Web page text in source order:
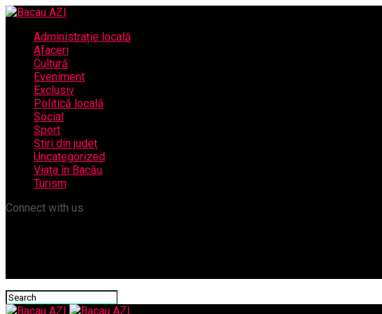
Administrație locală
Afaceri
Cultură
Eveniment
Exclusiv
Politică locală
Social
Sport
Știri din județ
Uncategorized
Viața în Bacău
Turism
Connect with us